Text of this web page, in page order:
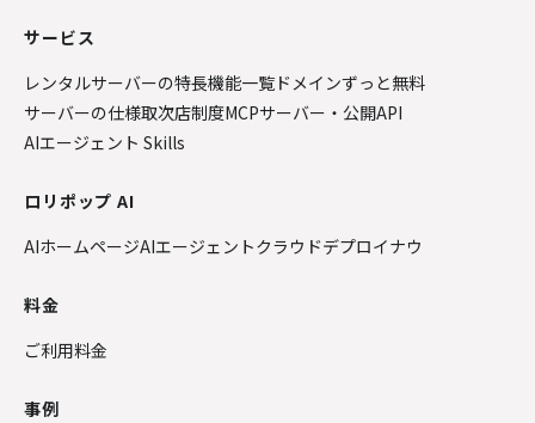
サービス
レンタルサーバーの特長機能一覧 ドメインずっと無料
サーバーの仕様取次店制度MCPサーバー・公開API
AIエージェント Skills
ロリポップ AI
AIホームページAIエージェントクラウドデプロイナウ
料金
ご利用料金
事例